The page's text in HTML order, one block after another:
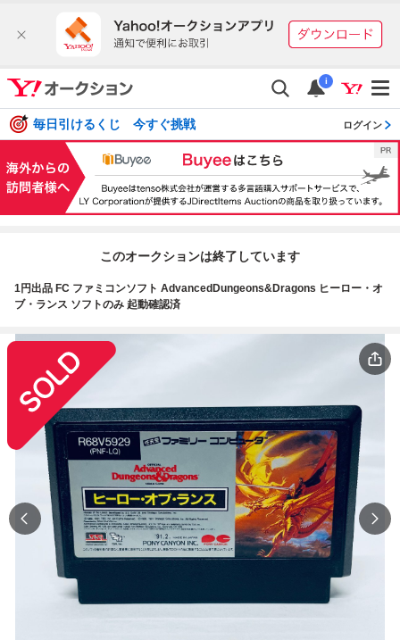
i
毎日引けるくじ 今すぐ挑戦 ログイン
このオークションは終了しています
1円出品 FC ファミコンソフト AdvancedDungeons&Dragons ヒーロー・オ
ブ・ランス ソフトのみ 起動確認済